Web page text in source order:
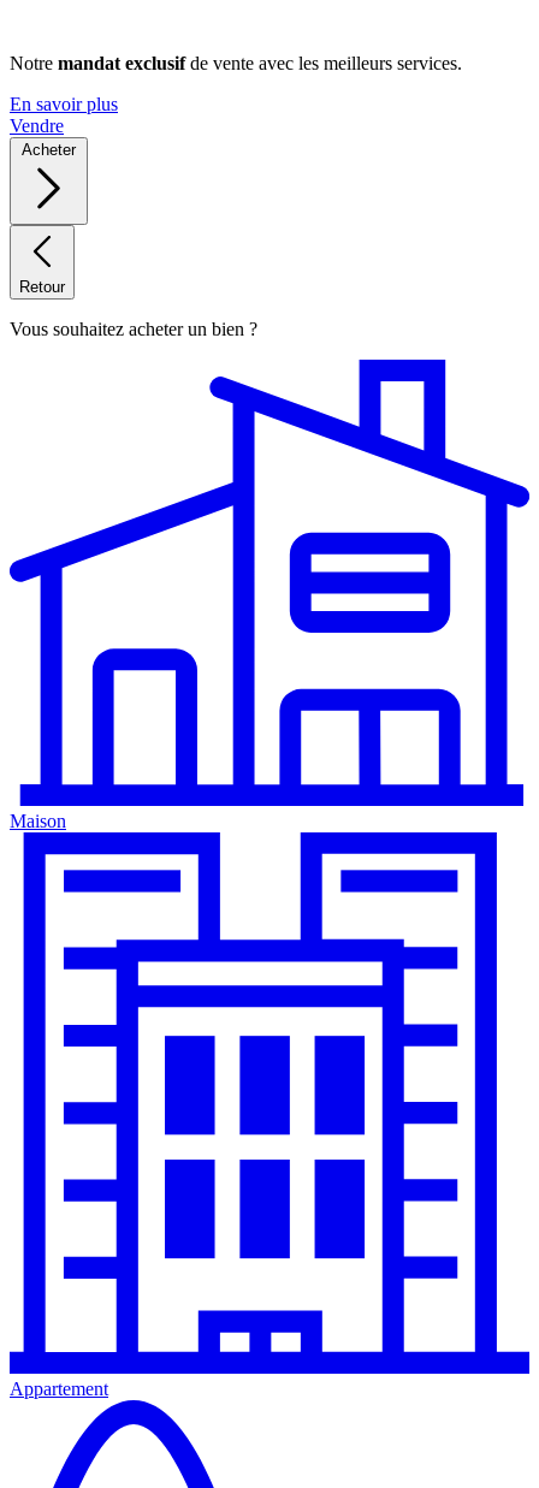
Notre mandat exclusifde vente avec les meilleurs services.
En savoir plus
Vendre
Acheter
Retour
Vous souhaitez acheter un bien ?
Maison
Appartement